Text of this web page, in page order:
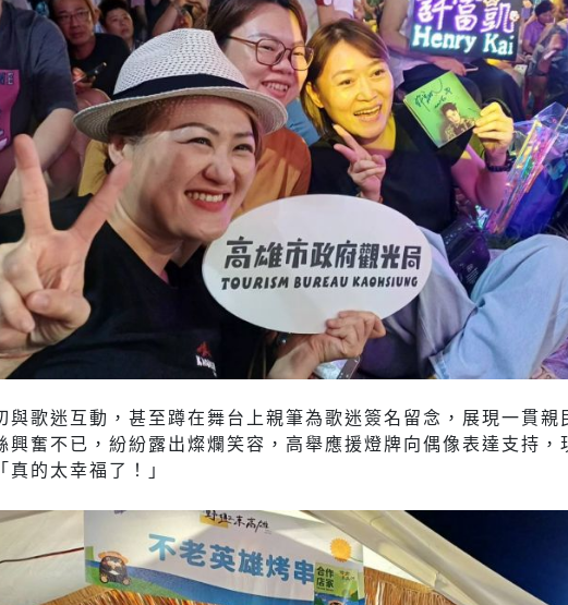
與歌迷互動，甚至蹲在舞台上親筆為歌迷簽名留念，展現一貫親
興奮不已，紛紛露出燦爛笑容，高舉應援燈牌向偶像表達支持，
真的太幸福了！」